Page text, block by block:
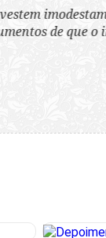
e
que o inferno